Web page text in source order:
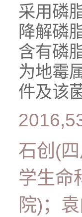
采用磷
降解磷
含有磷
为地霉
件及该
石创(
学生命
院)；